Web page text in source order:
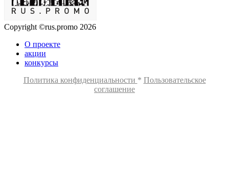
Copyright ©rus.promo 2026
О проекте
акции
конкурсы
Политика конфиденциальности * Пользовательское
соглашение